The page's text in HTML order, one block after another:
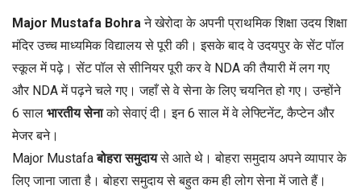
Major Mustafa Bohra ने खेरोदा के अपनी प्राथमिक शिक्षा उदय शिक्षा
मंदिर उच्च माध्यमिक विद्यालय से पूरी की। इसके बाद वे उदयपुर के सेंट पॉल
स्कूल में पढ़े। सेंट पॉल से सीनियर पूरी कर वे NDA की तैयारी में लग गए
और NDA में पढ़ने चले गए। जहाँ से वे सेना के लिए चयनित हो गए। उन्होंने
6 साल भारतीय सेनाको सेवाएं दी। इन 6 साल में वे लेफ्टिनेंट, कैप्टेन और
मेजर बने।
Major Mustafaबोहरा समुदायसे आते थे। बोहरा समुदाय अपने व्यापार के
लिए जाना जाता है। बोहरा समुदाय से बहुत कम ही लोग सेना में जाते हैं।